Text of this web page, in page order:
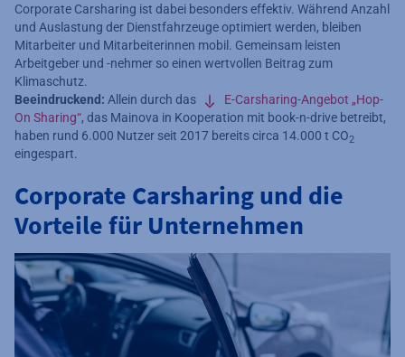
Corporate Carsharing ist dabei besonders effektiv. Während Anzahl
und Auslastung der Dienstfahrzeuge optimiert werden, bleiben
Mitarbeiter und Mitarbeiterinnen mobil. Gemeinsam leisten
Arbeitgeber und -nehmer so einen wertvollen Beitrag zum
Klimaschutz.
Beeindruckend: Allein durch das
E-Carsharing-Angebot „Hop-
On Sharing“, das Mainova in Kooperation mit book-n-drive betreibt,
haben rund 6.000 Nutzer seit 2017 bereits circa 14.000 t CO2
eingespart.
Corporate Carsharing und die
Vorteile für Unternehmen